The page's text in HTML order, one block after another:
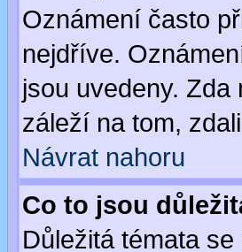
Oznámení často
nejdříve.
jsou uvedeny.
záleží na tom,
Návrat nahoru
Co to jsou
Důležitá témata